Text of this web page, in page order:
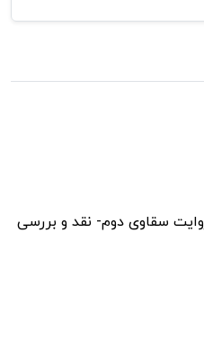
سقاوی دوم- نقد و بررسی